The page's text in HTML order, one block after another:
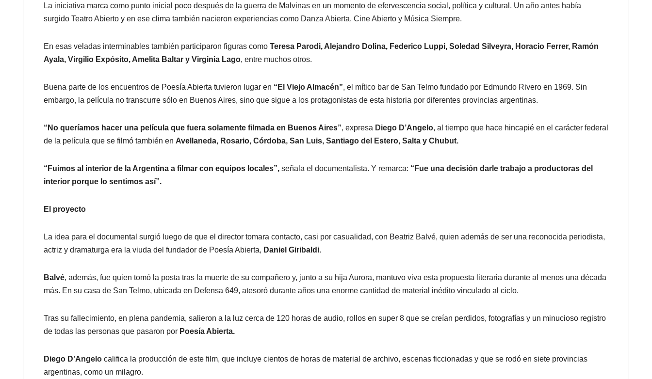
La iniciativa marca como punto inicial poco después de la guerra de Malvinas en un momento de efervescencia social, política y cultural. Un año antes había
surgido Teatro Abierto y en ese clima también nacieron experiencias como Danza Abierta, Cine Abierto y Música Siempre.
En esas veladas interminables también participaron figuras como Teresa Parodi, Alejandro Dolina, Federico Luppi, Soledad Silveyra, Horacio Ferrer, Ramón
Ayala, Virgilio Expósito, Amelita Baltar y Virginia Lago, entre muchos otros.
Buena parte de los encuentros de Poesía Abierta tuvieron lugar en “El Viejo Almacén”, el mítico bar de San Telmo fundado por Edmundo Rivero en 1969. Sin
embargo, la película no transcurre sólo en Buenos Aires, sino que sigue a los protagonistas de esta historia por diferentes provincias argentinas.
“No queríamos hacer una película que fuera solamente filmada en Buenos Aires”, expresa Diego D’Angelo, al tiempo que hace hincapié en el carácter federal
de la película que se filmó también en Avellaneda, Rosario, Córdoba, San Luis, Santiago del Estero, Salta y Chubut.
“Fuimos al interior de la Argentina a filmar con equipos locales”, señala el documentalista. Y remarca: “Fue una decisión darle trabajo a productoras del
interior porque lo sentimos así”.
El proyecto
La idea para el documental surgió luego de que el director tomara contacto, casi por casualidad, con Beatriz Balvé, quien además de ser una reconocida periodista,
actriz y dramaturga era la viuda del fundador de Poesía Abierta, Daniel Giribaldi.
Balvé, además, fue quien tomó la posta tras la muerte de su compañero y, junto a su hija Aurora, mantuvo viva esta propuesta literaria durante al menos una década
más. En su casa de San Telmo, ubicada en Defensa 649, atesoró durante años una enorme cantidad de material inédito vinculado al ciclo.
Tras su fallecimiento, en plena pandemia, salieron a la luz cerca de 120 horas de audio, rollos en super 8 que se creían perdidos, fotografías y un minucioso registro
de todas las personas que pasaron por Poesía Abierta.
Diego D’Angelo califica la producción de este film, que incluye cientos de horas de material de archivo, escenas ficcionadas y que se rodó en siete provincias
argentinas, como un milagro.